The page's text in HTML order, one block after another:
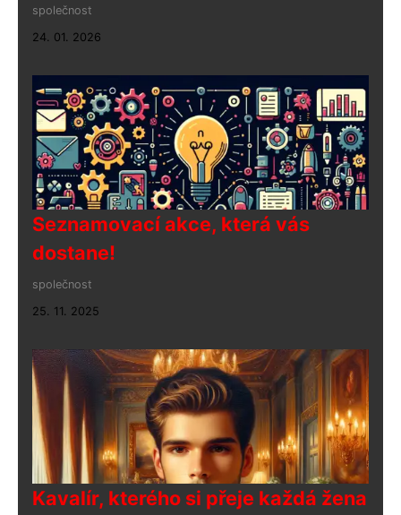
společnost
24. 01. 2026
Seznamovací akce, která vás
dostane!
společnost
25. 11. 2025
Kavalír, kterého si přeje každá žena